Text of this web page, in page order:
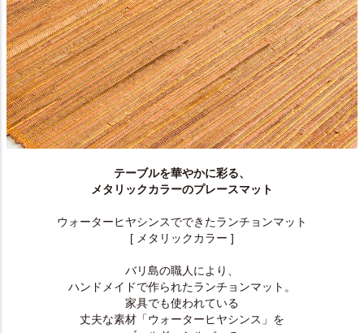
テーブルを華やかに彩る、
メタリックカラーのプレースマット
ウォーターヒヤシンスでできたランチョンマット
[ メタリックカラー ]
バリ島の職人により、
ハンドメイドで作られたランチョンマット。
家具でも使われている
丈夫な素材「ウォーターヒヤシンス」を